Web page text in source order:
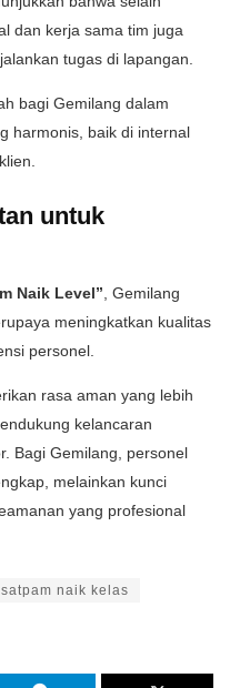
dan kerja sama tim juga
tugas di lapangan.
bagi Gemilang dalam
harmonis, baik di internal
untuk
Naik Level” , Gemilang
meningkatkan kualitas
personel.
rasa aman yang lebih
kelancaran
Bagi Gemilang, personel
melainkan kunci
yang profesional
satpam naik kelas